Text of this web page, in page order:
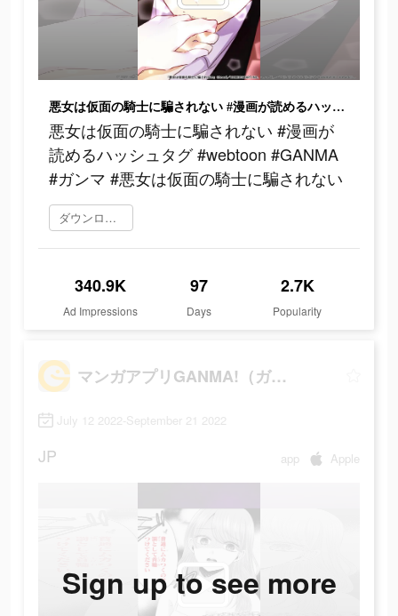
悪女は仮面の騎士に騙されない #漫画が読めるハッシュタグ #webtoon #GANMA #ガンマ #悪女は仮面の騎士に騙されない
悪女は仮面の騎士に騙されない #漫画が
読めるハッシュタグ #webtoon #GANMA
#ガンマ #悪女は仮面の騎士に騙されない
ダウンロード
340.9K
Ad Impressions
97
Days
2.7K
Popularity
マンガアプリGANMA!（ガンマ）
July 12 2022-September 21 2022
JP app Apple
Sign up to see more